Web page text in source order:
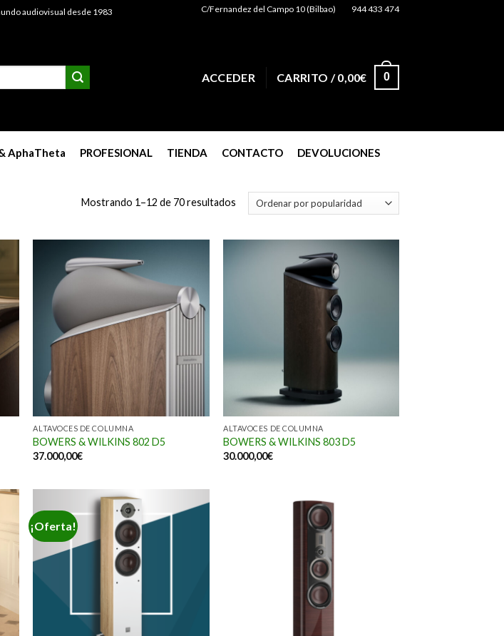
audiovisual desde 1983 C/Fernandez del Campo 10 (Bilbao) 944 433 474
ACCEDER CARRITO /0,00€ 0
AphaTheta PROFESIONAL TIENDA CONTACTO DEVOLUCIONES
Mostrando 1–12 de 70 resultados
ALTAVOCES DE COLUMNA
BOWERS & WILKINS 802 D5
37.000,00€
ALTAVOCES DE COLUMNA
BOWERS & WILKINS 803 D5
30.000,00€
¡Oferta!